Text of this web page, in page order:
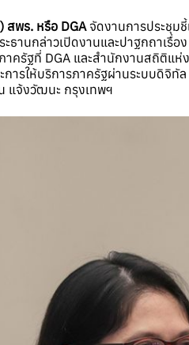
พร. หรือ DGAจัดงานการประชุม
ะธานกล่าวเปิดงานและปาฐกถาเรื่อง
ครัฐที่ DGA และสำนักงานสถิติแ
ารให้บริการภาครัฐผ่านระบบดิจิ
แจ้งวัฒนะ กรุงเทพฯ